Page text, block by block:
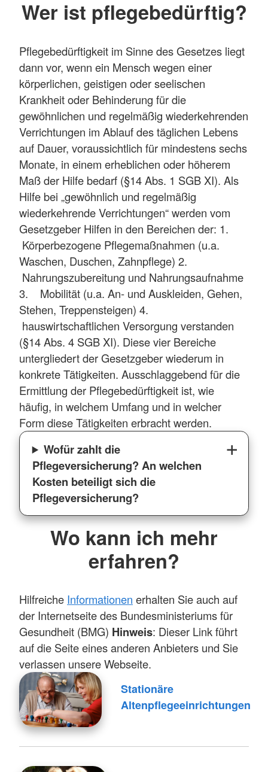
Wer ist pflegebedürftig?
Pflegebedürftigkeit im Sinne des Gesetzes liegt
dann vor, wenn ein Mensch wegen einer
körperlichen, geistigen oder seelischen
Krankheit oder Behinderung für die
gewöhnlichen und regelmäßig wiederkehrenden
Verrichtungen im Ablauf des täglichen Lebens
auf Dauer, voraussichtlich für mindestens sechs
Monate, in einem erheblichen oder höherem
Maß der Hilfe bedarf (§14 Abs. 1 SGB XI). Als
Hilfe bei „gewöhnlich und regelmäßig
wiederkehrende Verrichtungen“ werden vom
Gesetzgeber Hilfen in den Bereichen der: 1.
Körperbezogene Pflegemaßnahmen (u.a.
Waschen, Duschen, Zahnpflege) 2.
Nahrungszubereitung und Nahrungsaufnahme
3. Mobilität (u.a. An- und Auskleiden, Gehen,
Stehen, Treppensteigen) 4.
hauswirtschaftlichen Versorgung verstanden
(§14 Abs. 4 SGB XI). Diese vier Bereiche
untergliedert der Gesetzgeber wiederum in
konkrete Tätigkeiten. Ausschlaggebend für die
Ermittlung der Pflegebedürftigkeit ist, wie
häufig, in welchem Umfang und in welcher
Form diese Tätigkeiten erbracht werden.
Wofür zahlt die
Pflegeversicherung? An welchen
Kosten beteiligt sich die
Pflegeversicherung?
Wo kann ich mehr
erfahren?
Hilfreiche Informationen erhalten Sie auch auf
der Internetseite des Bundesministeriums für
Gesundheit (BMG) Hinweis: Dieser Link führt
auf die Seite eines anderen Anbieters und Sie
verlassen unsere Webseite.
Stationäre
Altenpflegeeinrichtungen